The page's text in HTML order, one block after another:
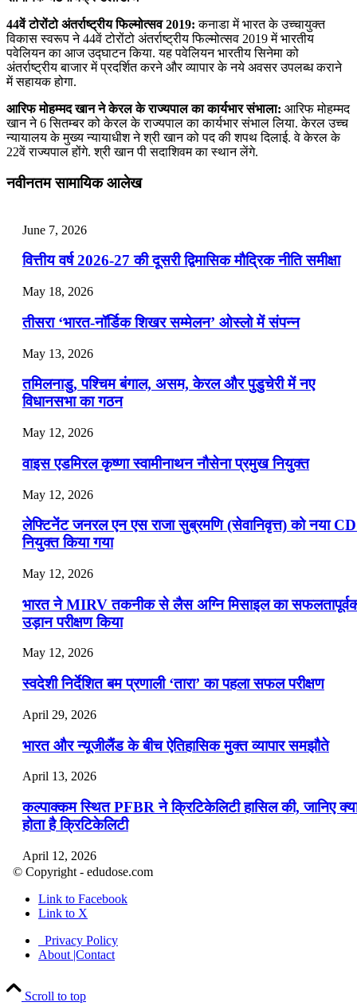
44वें टोरोंटो अंतर्राष्‍ट्रीय फिल्‍मोत्‍सव 2019: कनाडा में भारत के उच्‍चायुक्‍त
विकास स्‍वरूप ने 44वें टोरोंटो अंतर्राष्‍ट्रीय फिल्‍मोत्‍सव 2019 में भारतीय
पवेलियन का आज उद्घाटन किया. यह पवेलियन भारतीय सिनेमा को
अंतर्राष्‍ट्रीय बाजार में प्रदर्शित करने और व्‍यापार के नये अवसर उपलब्‍ध कराने
में सहायक होगा.
आरिफ मोहम्‍मद खान ने केरल के राज्‍यपाल का कार्यभार संभाला: आरिफ मोहम्‍मद
खान ने 6 सितम्बर को केरल के राज्‍यपाल का कार्यभार संभाल लिया. केरल उच्‍च
न्‍यायालय के मुख्‍य न्‍यायाधीश ने श्री खान को पद की शपथ दिलाई. वे केरल के
22वें राज्‍यपाल होंगे. श्री खान पी सदाशिवम का स्‍थान लेंगे.
नवीनतम सामायिक आलेख
June 7, 2026
वित्तीय वर्ष 2026-27 की दूसरी द्विमासिक मौद्रिक नीति समीक्षा
May 18, 2026
तीसरा ‘भारत-नॉर्डिक शिखर सम्मेलन’ ओस्लो में संपन्न
May 13, 2026
तमिलनाडु, पश्चिम बंगाल, असम, केरल और पुडुचेरी में नए
विधानसभा का गठन
May 12, 2026
वाइस एडमिरल कृष्णा स्वामीनाथन नौसेना प्रमुख नियुक्त
May 12, 2026
लेफ्टिनेंट जनरल एन एस राजा सुब्रमणि (सेवानिवृत्त) को नया
नियुक्त किया गया
May 12, 2026
भारत ने MIRV तकनीक से लैस अग्नि मिसाइल का
उड़ान परीक्षण किया
May 12, 2026
स्वदेशी निर्देशित बम प्रणाली ‘तारा’ का पहला सफल परीक्षण
April 29, 2026
भारत और न्यूजीलैंड के बीच ऐतिहासिक मुक्त व्यापार समझौते
April 13, 2026
कल्पाक्कम स्थित PFBR ने क्रिटिकेलिटी हासिल की, जानिए
होता है क्रिटिकेलिटी
April 12, 2026
April 9, 2026
नासा का आर्टेमिस-2 मिशन: मनुष्य एक बार फिर से चंद्रमा के
पहुंचा
April 7, 2026
© Copyright - edudose.com
Link to Facebook
Link to X
Privacy Policy
About |Contact
Scroll to top